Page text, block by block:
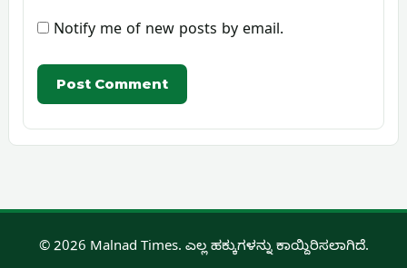
Notify me of new posts by email.
© 2026 Malnad Times. ಎಲ್ಲ ಹಕ್ಕುಗಳನ್ನು ಕಾಯ್ದಿರಿಸಲಾಗಿದೆ.